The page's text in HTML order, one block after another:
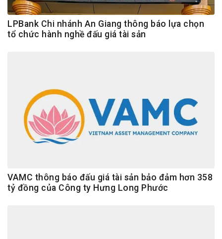
LPBank Chi nhánh An Giang thông báo lựa chọn
tổ chức hành nghề đấu giá tài sản
VAMC thông báo đấu giá tài sản bảo đảm hơn 358
tỷ đồng của Công ty Hưng Long Phước